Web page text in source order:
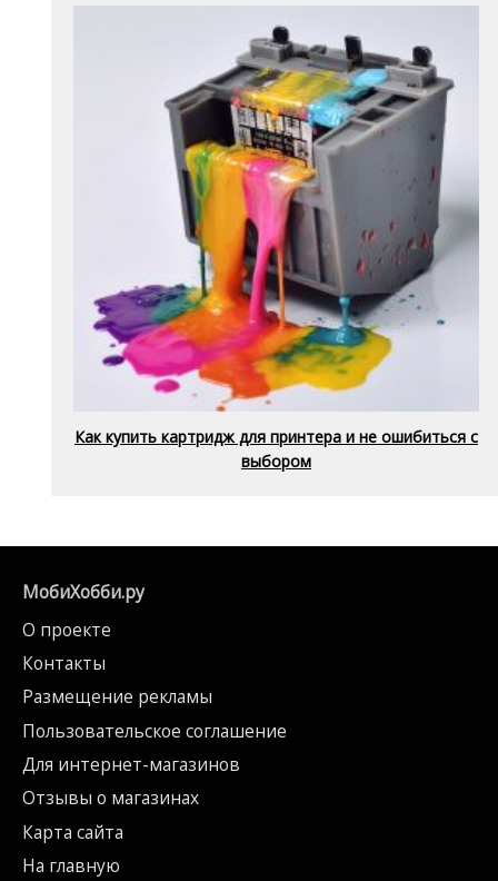
Как купить картридж для принтера и не ошибиться с
выбором
МобиХобби.ру
О проекте
Контакты
Размещение рекламы
Пользовательское соглашение
Для интернет-магазинов
Отзывы о магазинах
Карта сайта
На главную